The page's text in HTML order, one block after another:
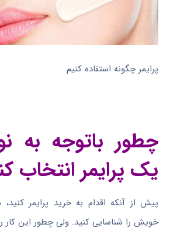
پرایمر چگونه استفاده کنیم
چطور باتوجه به
یک پرایمر انتخاب
پیش از آنکه اقدام به خرید پرایمر
خویش را شناسایی کنید. ولی چطور این کار